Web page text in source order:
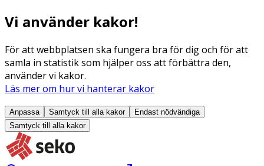
Vi använder kakor!
För att webbplatsen ska fungera bra för dig och för att
samla in statistik som hjälper oss att förbättra den,
använder vi kakor.
Läs mer om hur vi hanterar kakor
Anpassa Samtyck till alla kakor
Endast nödvändiga
Samtyck till alla kakor